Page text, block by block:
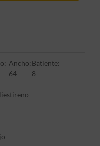
Ancho:
64
Batiente:
8